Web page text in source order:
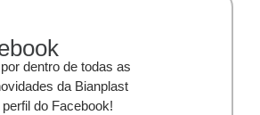
dentro de todas as
da Bianplast
do Facebook!